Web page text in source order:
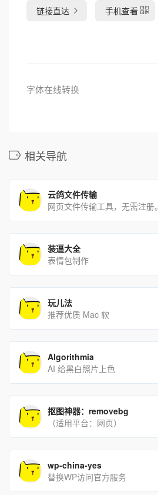
链接直达 手机查看
字体在线转换
相关导航
云鸽文件传输
网页文件传输工具，无需注册。
装逼大全
表情包制作
玩儿法
推荐优质 Mac 软
Algorithmia
AI 给黑白照片上色
抠图神器：removebg
（适用平台：网页）
wp-china-yes
替换WP访问官方服务